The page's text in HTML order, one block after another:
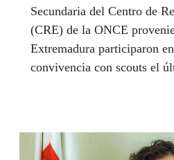
Secundaria del Centro de
(CRE) de la ONCE
Extremadura participaron
convivencia con scouts el